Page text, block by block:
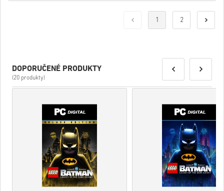
1 2
DOPORUČENÉ PRODUKTY
(20 produkty)